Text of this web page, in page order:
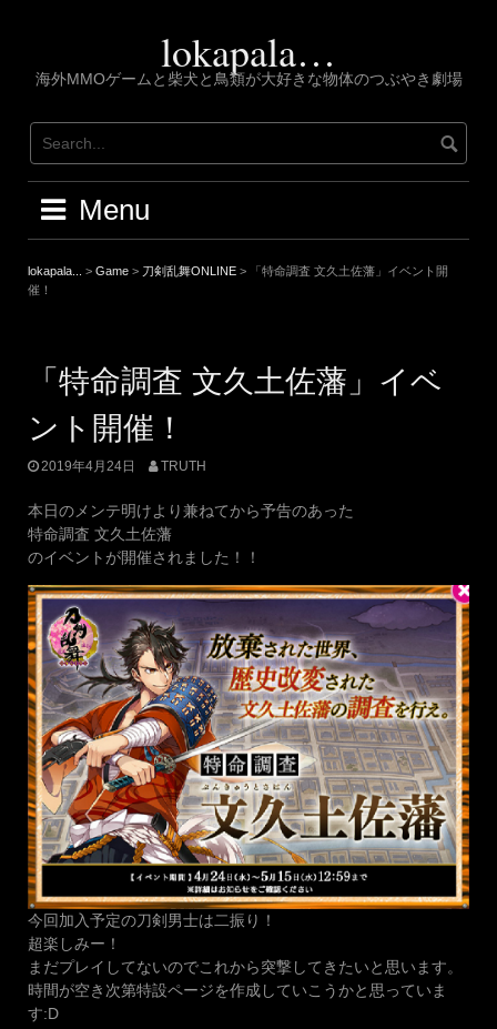
lokapala…
海外MMOゲームと柴犬と鳥類が大好きな物体のつぶやき劇場
Menu
lokapala... > Game > 刀剣乱舞ONLINE >
「特命調査 文久土佐藩」イベント開
催！
「特命調査 文久土佐藩」イベ
ント開催！
2019年4月24日 TRUTH
本日のメンテ明けより兼ねてから予告のあった
特命調査 文久土佐藩
のイベントが開催されました！！
今回加入予定の刀剣男士は二振り！
超楽しみー！
まだプレイしてないのでこれから突撃してきたいと思います。
時間が空き次第特設ページを作成していこうかと思っていま
す:D